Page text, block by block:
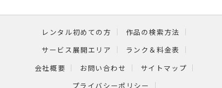
レンタル初めての方
作品の検索方法
サービス展開エリア
ランク＆料金表
会社概要
お問い合わせ
サイトマップ
プライバシーポリシー